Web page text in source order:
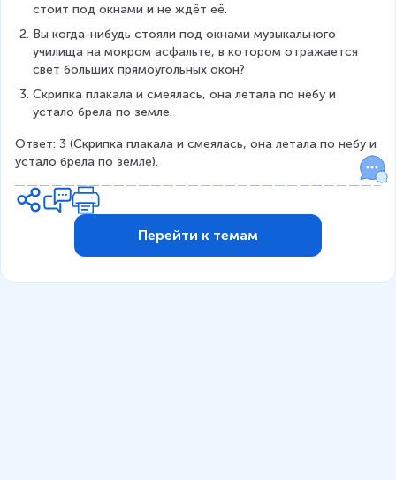
стоит под окнами и не ждёт её.
Вы когда-нибудь стояли под окнами музыкального
училища на мокром асфальте, в котором отражается
свет больших прямоугольных окон?
Скрипка плакала и смеялась, она летала по небу и
устало брела по земле.
Ответ: 3 (Скрипка плакала и смеялась, она летала по небу и
устало брела по земле).
Перейти к темам